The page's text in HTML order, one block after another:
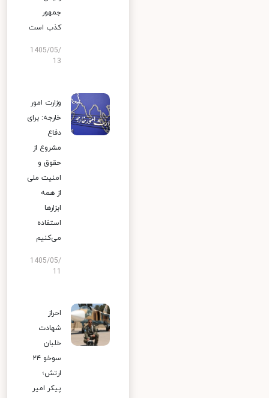
جمهور
کذب است
1405/05/
13
وزارت امور
خارجه: برای
دفاع
مشروع از
حقوق و
امنیت ملی
از همه
ابزارها
استفاده
می‌کنیم
1405/05/
احراز
شهادت
خلبان
سوخو ۲۴
ارتش؛
پیکر امیر